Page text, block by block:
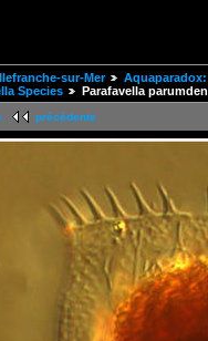
sur-Mer
Species Parafavella
précédente